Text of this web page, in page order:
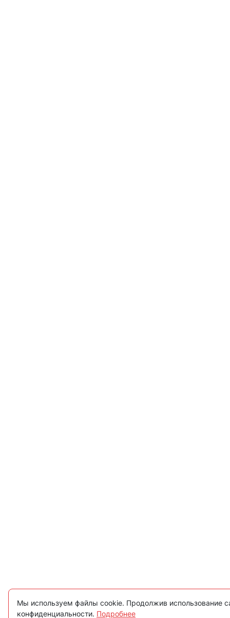
Мы используем файлы cookie. Продолжив использование
конфиденциальности. Подробнее